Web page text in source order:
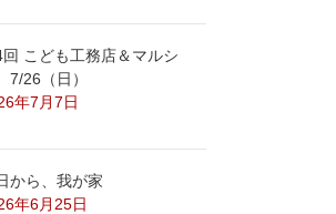
こども工務店＆マルシ
26（日）
年7月7日
から、我が家
年6月25日